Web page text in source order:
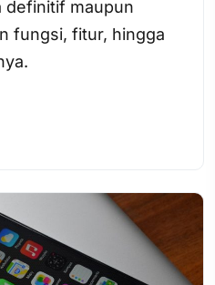
definitif maupun
fungsi, fitur, hingga